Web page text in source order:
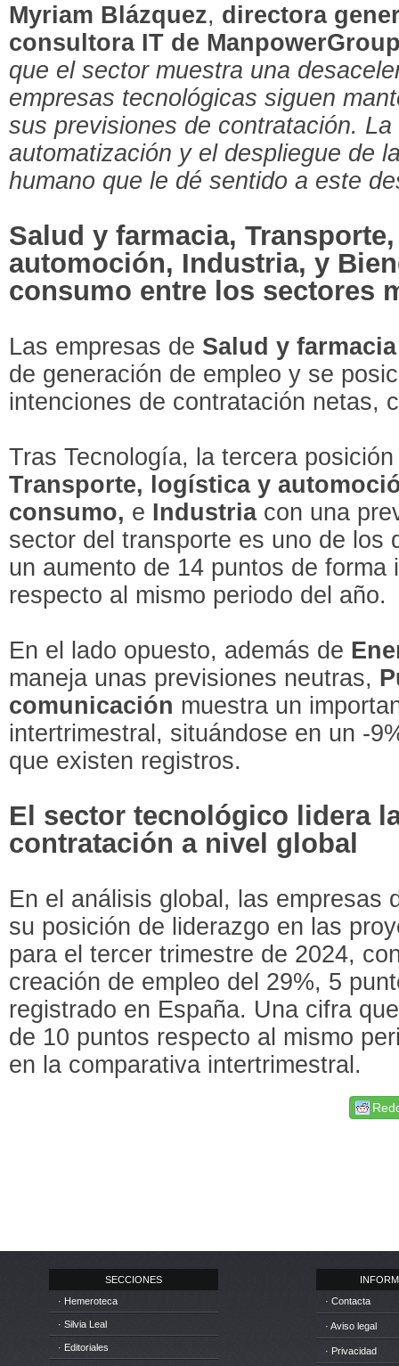
Myriam Blázquez, directora
consultora IT de
que el sector muestra una
empresas tecnológicas siguen
sus previsiones de contratación.
automatización y el despliegue de
humano que le dé sentido a este
Salud y farmacia,
automoción, Industria, y
consumo entre los sectores
Las empresas de Salud y farmacia
de generación de empleo y se
intenciones de contratación netas,
Tras Tecnología, la tercera
Transporte, logística y
consumo, e Industria con una
sector del transporte es uno de los
un aumento de 14 puntos de forma
respecto al mismo periodo del año.
En el lado opuesto, además de
maneja unas previsiones neutras,
comunicación muestra un
intertrimestral, situándose en un -
que existen registros.
El sector tecnológico lidera
contratación a nivel global
En el análisis global, las empresas
su posición de liderazgo en las
para el tercer trimestre de 2024,
creación de empleo del 29%, 5
registrado en España. Una cifra
de 10 puntos respecto al mismo
en la comparativa intertrimestral.
SECCIONES
· Hemeroteca
· Silvia Leal
· Editoriales
· Contacta
· Aviso legal
· Privacidad